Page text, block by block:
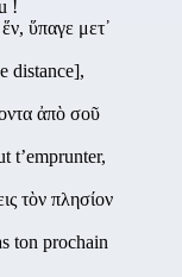
!
ὕπαγε μετ᾽
distance],
ἀπὸ σοῦ
t’emprunter,
τὸν πλησίον
ton prochain